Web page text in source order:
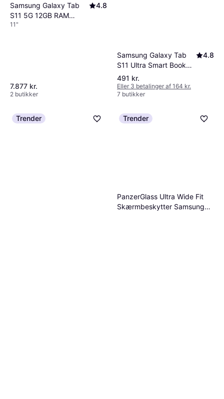
Samsung Galaxy Tab
S11 5G 12GB RAM
512GB Grey
4.8
11"
7.877 kr.
2 butikker
Samsung Galaxy Tab
S11 Ultra Smart Book
Cover White
4.8
491 kr.
Eller 3 betalinger af 164 kr.
7 butikker
Trender Trender
PanzerGlass Ultra Wide Fit
Skærmbeskytter Samsung